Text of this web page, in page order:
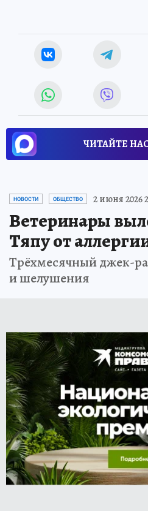
ЧИТАЙТЕ
НОВОСТИ ОБЩЕСТВО 2 июня 2026
Ветеринары
Тяпу от
Трёхмесячный джек-
и шелушения